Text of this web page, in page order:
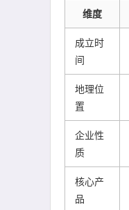
维度
成立时
间
地理位
置
企业性
质
核心产
品